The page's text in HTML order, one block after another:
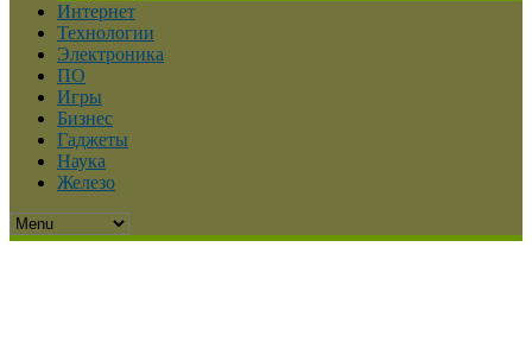
Интернет
Технологии
Электроника
ПО
Игры
Бизнес
Гаджеты
Наука
Железо